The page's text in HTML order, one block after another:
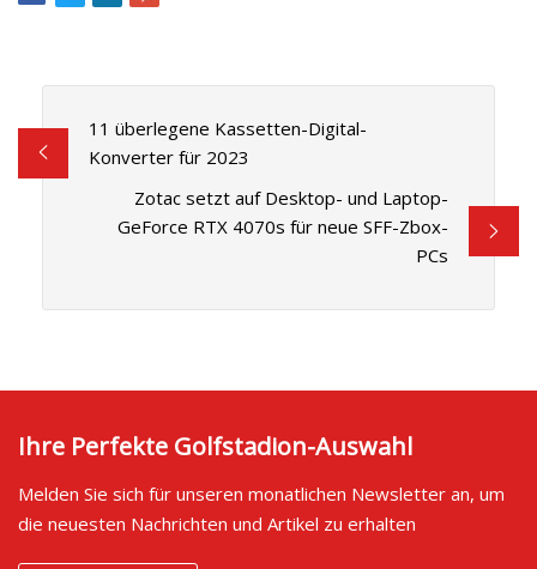
11 überlegene Kassetten-Digital-
Konverter für 2023
Zotac setzt auf Desktop- und Laptop-
GeForce RTX 4070s für neue SFF-Zbox-
PCs
Ihre Perfekte Golfstadion-Auswahl
Melden Sie sich für unseren monatlichen Newsletter an, um
die neuesten Nachrichten und Artikel zu erhalten